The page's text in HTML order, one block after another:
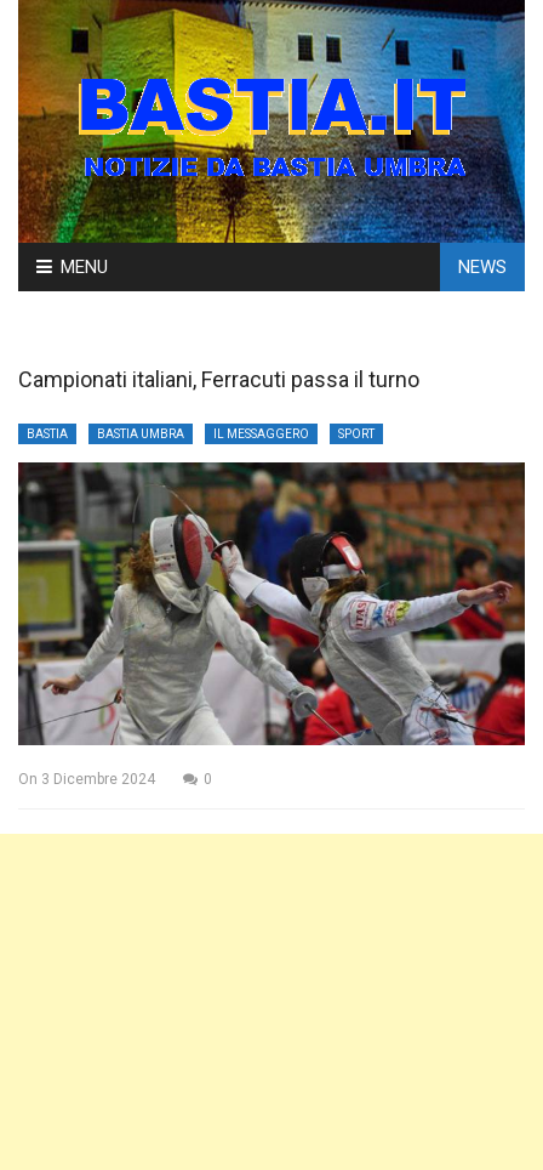
Skip
to
MENU NEWS
Campionati italiani, Ferracuti passa il turno
BASTIA BASTIA UMBRA IL MESSAGGERO SPORT
On 3 Dicembre 2024 0